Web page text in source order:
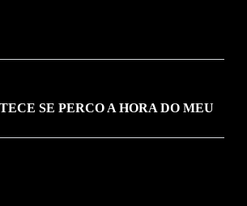
SE PERCO A HORA DO MEU